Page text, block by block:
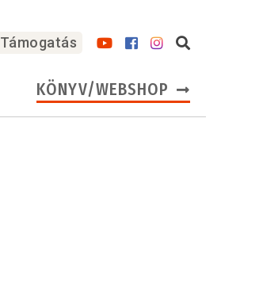
Támogatás
KÖNYV/WEBSHOP